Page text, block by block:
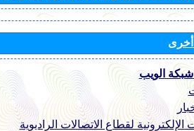
الويب
الإلكترونية لقطاع الاتصالات الراديوية